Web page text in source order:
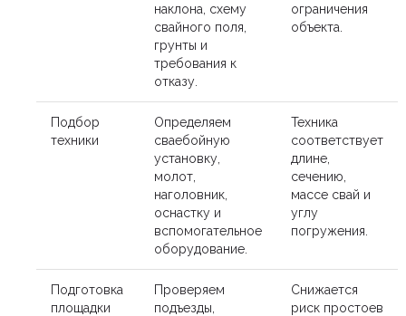
наклона, схему
свайного поля,
грунты и
требования к
отказу.
ограничения
объекта.
Подбор
техники
Определяем
сваебойную
установку,
молот,
наголовник,
оснастку и
вспомогательное
оборудование.
Техника
соответствует
длине,
сечению,
массе свай и
углу
погружения.
Подготовка
площадки
Проверяем
подъезды,
Снижается
риск простоев